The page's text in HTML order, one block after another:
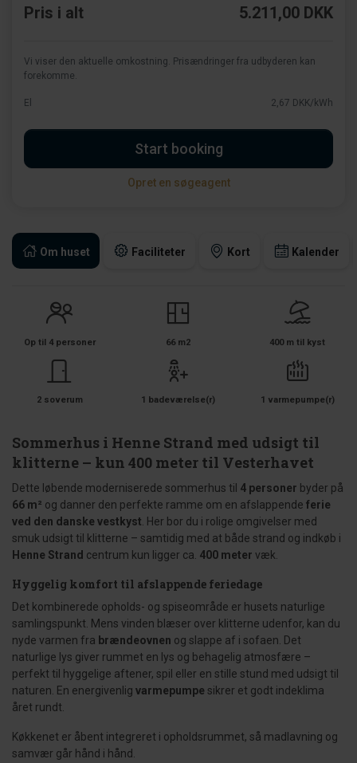
Om huset Faciliteter Kort Kalender
Op til 4 personer 66 m2 400 m til kyst
2 soverum 1 badeværelse(r) 1 varmepumpe(r)
Sommerhus i Henne Strand med udsigt til
klitterne – kun 400 meter til Vesterhavet
Dette løbende moderniserede sommerhus til 4 personer byder på
66 m² og danner den perfekte ramme om en afslappende ferie
ved den danske vestkyst . Her bor du i rolige omgivelser med
smuk udsigt til klitterne – samtidig med at både strand og indkøb i
Henne Strand centrum kun ligger ca. 400 meter væk.
Hyggelig komfort til afslappende feriedage
Det kombinerede opholds- og spiseområde er husets naturlige
samlingspunkt. Mens vinden blæser over klitterne udenfor, kan du
nyde varmen fra brændeovnen og slappe af i sofaen. Det
naturlige lys giver rummet en lys og behagelig atmosfære –
perfekt til hyggelige aftener, spil eller en stille stund med udsigt til
naturen. En energivenlig varmepumpe sikrer et godt indeklima
året rundt.
Køkkenet er åbent integreret i opholdsrummet, så madlavning og
samvær går hånd i hånd.
Pris i alt 5.211,00 DKK
Vi viser den aktuelle omkostning. Prisændringer fra udbyderen kan
forekomme.
El 2,67 DKK/kWh
Start booking
Opret en søgeagent